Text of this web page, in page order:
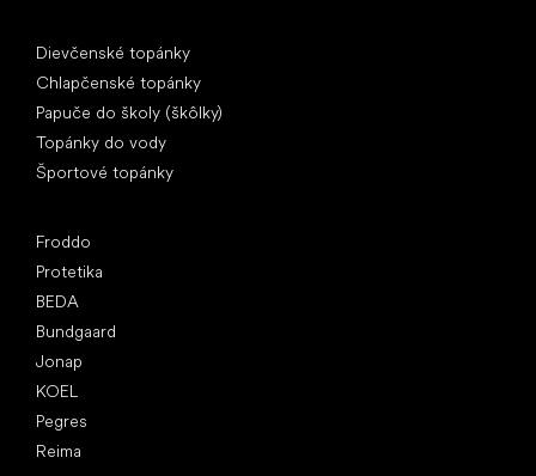
Dievčenské topánky
Chlapčenské topánky
Papuče do školy (škôlky)
Topánky do vody
Športové topánky
Froddo
Protetika
BEDA
Bundgaard
Jonap
KOEL
Pegres
Reima